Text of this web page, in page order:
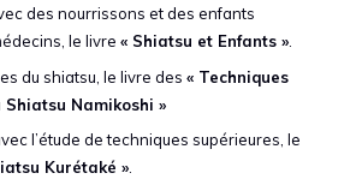
des nourrissons et des enfants
le livre « Shiatsu et Enfants ».
du shiatsu, le livre des « Techniques
Namikoshi »
l’étude de techniques supérieures, le
Kurétaké ».